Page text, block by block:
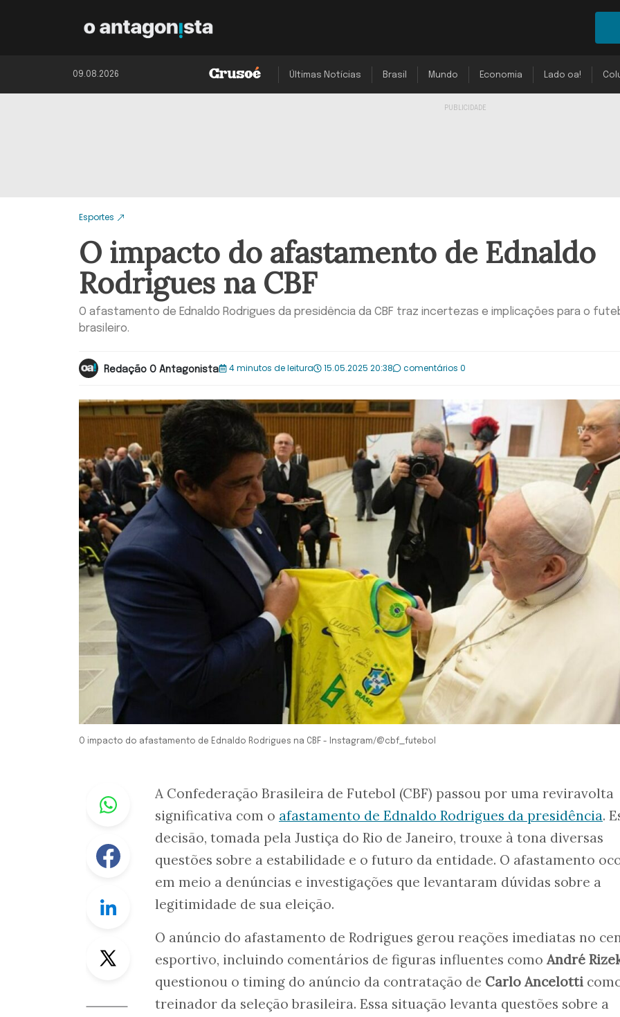
09.08.2026 Últimas Notícias Brasil Mundo Economia Lado oa!
Esportes
O impacto do afastamento de Ednaldo
Rodrigues na CBF
O afastamento de Ednaldo Rodrigues da presidência da CBF traz incertezas e implicações para o
brasileiro.
Redação O Antagonista 4 minutos de leitura 15.05.2025 20:38 comentários 0
O impacto do afastamento de Ednaldo Rodrigues na CBF - Instagram/@cbf_futebol
Whastapp
Facebook
Twitter
A Confederação Brasileira de Futebol (CBF) passou por uma reviravolta
significativa com o afastamento de Ednaldo Rodrigues da presidência.
decisão, tomada pela Justiça do Rio de Janeiro, trouxe à tona diversas
questões sobre a estabilidade e o futuro da entidade. O afastamento
em meio a denúncias e investigações que levantaram dúvidas sobre a
legitimidade de sua eleição.
O anúncio do afastamento de Rodrigues gerou reações imediatas no
esportivo, incluindo comentários de figuras influentes como André
questionou o timing do anúncio da contratação de Carlo Ancelotti
treinador da seleção brasileira. Essa situação levanta questões sobre a